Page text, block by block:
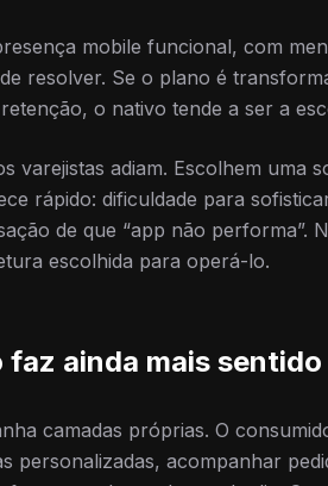
mobile funcional, com
resolver. Se o plano é
o nativo tende a ser a
varejistas adiam. Escolhem uma
rápido: dificuldade para
de que “app não performa”.
escolhida para operá-lo.
faz ainda mais
camadas próprias. O
personalizadas, acompanhar